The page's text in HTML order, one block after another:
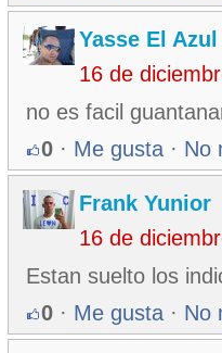
Yasse El Azul
16 de
no es facil
0 · Me gusta · No
Frank Yunior
16 de
Estan suelto los
0 · Me gusta · No